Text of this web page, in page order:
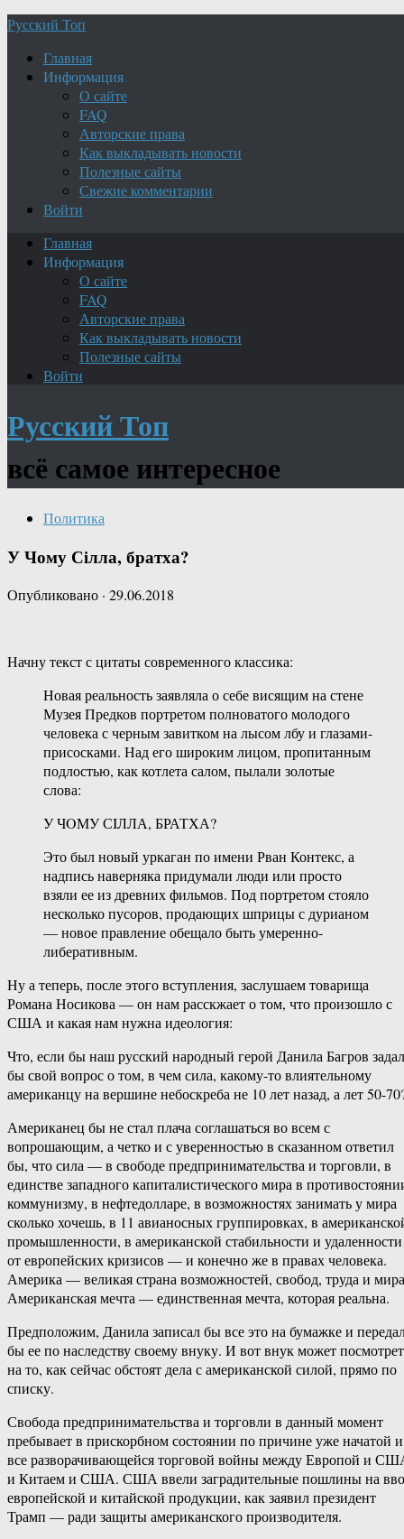
Русский Топ
Главная
Информация
О сайте
FAQ
Авторские права
Как выкладывать новости
Полезные сайты
Свежие комментарии
Войти
Главная
Информация
О сайте
FAQ
Авторские права
Как выкладывать новости
Полезные сайты
Войти
Русский Топ
всё самое интересное
Политика
У Чому Сiлла, братха?
Опубликовано · 29.06.2018
Начну текст с цитаты современного классика:
Новая реальность заявляла о себе висящим на стене
Музея Предков портретом полноватого молодого
человека с черным завитком на лысом лбу и глазами-
присосками. Над его широким лицом, пропитанным
подлостью, как котлета салом, пылали золотые
слова:
У ЧOМУ СIЛЛА, БРАТХА?
Это был новый уркаган по имени Рван Контекс, а
надпись наверняка придумали люди или просто
взяли ее из древних фильмов. Под портретом стояло
несколько пусоров, продающих шприцы с дурианом
— новое правление обещало быть умеренно-
либеративным.
Ну а теперь, после этого вступления, заслушаем товарища
Романа Носикова — он нам расскжает о том, что произошло с
США и какая нам нужна идеология:
Что, если бы наш русский народный герой Данила Багров задал
бы свой вопрос о том, в чем сила, какому-то влиятельному
американцу на вершине небоскреба не 10 лет назад, а лет 50-
Американец бы не стал плача соглашаться во всем с
вопрошающим, а четко и с уверенностью в сказанном ответил
бы, что сила — в свободе предпринимательства и торговли, в
единстве западного капиталистического мира в
коммунизму, в нефтедолларе, в возможностях занимать у мира
сколько хочешь, в 11 авианосных группировках, в
промышленности, в американской стабильности и удаленности
от европейских кризисов — и конечно же в правах человека.
Америка — великая страна возможностей, свобод, труда и
Американская мечта — единственная мечта, которая реальна.
Предположим, Данила записал бы все это на бумажке и
бы ее по наследству своему внуку. И вот внук может
на то, как сейчас обстоят дела с американской силой, прямо по
списку.
Свобода предпринимательства и торговли в данный момент
пребывает в прискорбном состоянии по причине уже начатой и
все разворачивающейся торговой войны между Европой и
и Китаем и США. США ввели заградительные пошлины на
европейской и китайской продукции, как заявил президент
Трамп — ради защиты американского производителя.